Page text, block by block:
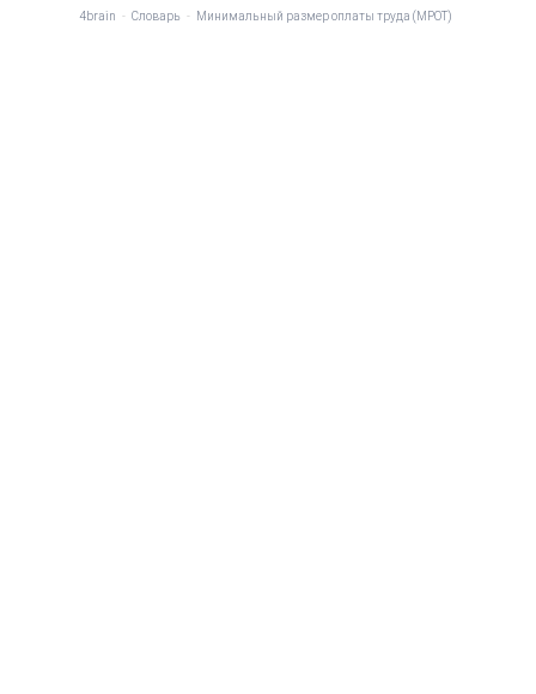
4brain - Словарь - Минимальный размер оплаты труда (МРОТ)